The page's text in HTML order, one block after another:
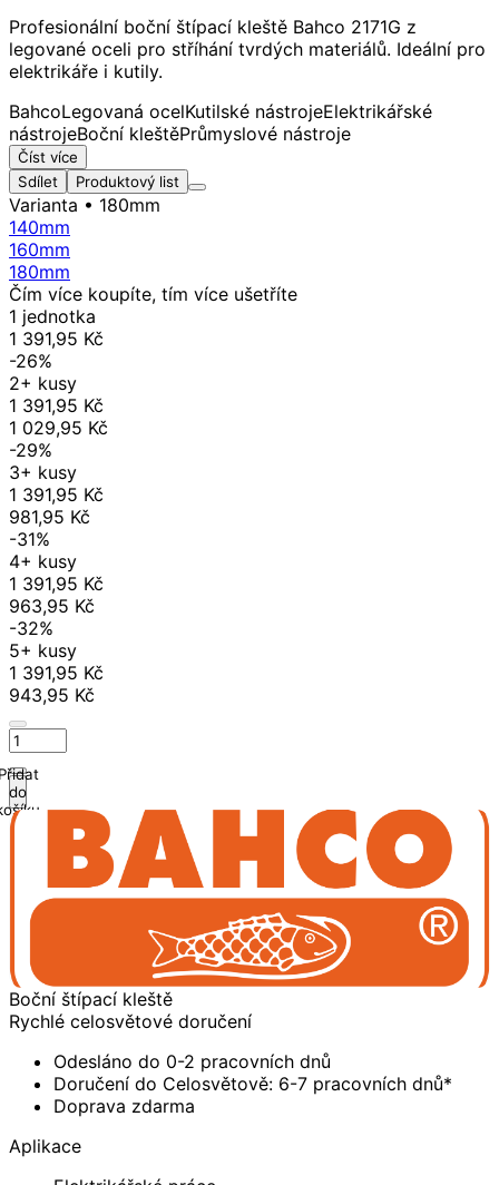
Profesionální boční štípací kleště Bahco 2171G z
legované oceli pro stříhání tvrdých materiálů. Ideální pro
elektrikáře i kutily.
BahcoLegovaná ocelKutilské nástrojeElektrikářské
nástrojeBoční kleštěPrůmyslové nástroje
Číst více
Sdílet
Produktový list
Varianta • 180mm
140mm
160mm
180mm
Čím více koupíte, tím více ušetříte
1 jednotka
1 391,95 Kč
-26%
2+ kusy
1 391,95 Kč
1 029,95 Kč
-29%
3+ kusy
1 391,95 Kč
981,95 Kč
-31%
4+ kusy
1 391,95 Kč
963,95 Kč
-32%
5+ kusy
1 391,95 Kč
943,95 Kč
do
Boční štípací kleště
Rychlé celosvětové doručení
Odesláno do 0-2 pracovních dnů
Doručení do Celosvětově: 6-7 pracovních dnů*
Doprava zdarma
Aplikace